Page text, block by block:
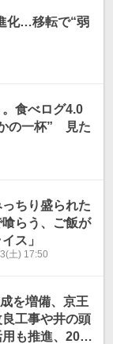
化…移転で“弱
食べログ4.0
の一杯” 見た
っちり盛られた
らう、ご飯が
ス」
土) 17:50
を増備、京王
工事や井の頭
も推進、2026